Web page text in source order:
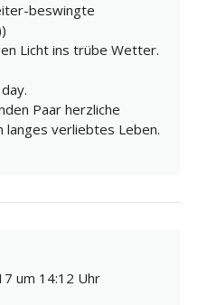
beswingte
Licht ins trübe Wetter.
Paar herzliche
langes verliebtes Leben.
um 14:12 Uhr